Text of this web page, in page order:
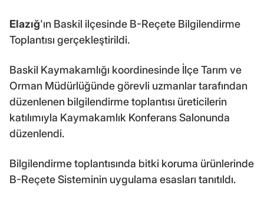
Elazığ'ın Baskil ilçesinde B-Reçete Bilgilendirme
Toplantısı gerçekleştirildi.
Baskil Kaymakamlığı koordinesinde İlçe Tarım ve
Orman Müdürlüğünde görevli uzmanlar tarafından
düzenlenen bilgilendirme toplantısı üreticilerin
katılımıyla Kaymakamlık Konferans Salonunda
düzenlendi.
Bilgilendirme toplantısında bitki koruma ürünlerinde
B-Reçete Sisteminin uygulama esasları tanıtıldı.